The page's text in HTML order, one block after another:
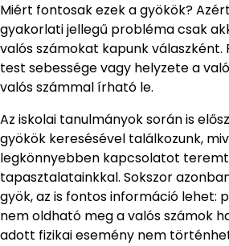
Miért fontosak ezek a gyökök?
gyakorlati jellegű probléma csak
valós számokat kapunk válaszként.
test sebessége vagy helyzete a
valós számmal írható le.
Az iskolai tanulmányok során is
gyökök keresésével találkozunk,
legkönnyebben kapcsolatot
tapasztalatainkkal. Sokszor
gyök, az is fontos információ lehet:
nem oldható meg a valós számok
adott fizikai esemény nem